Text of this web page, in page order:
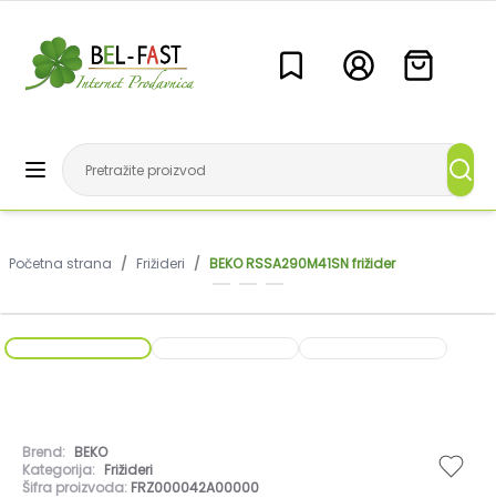
Početna strana / Frižideri / BEKO RSSA290M41SN frižider
Brend: BEKO
Kategorija: Frižideri
Šifra proizvoda: FRZ000042A00000